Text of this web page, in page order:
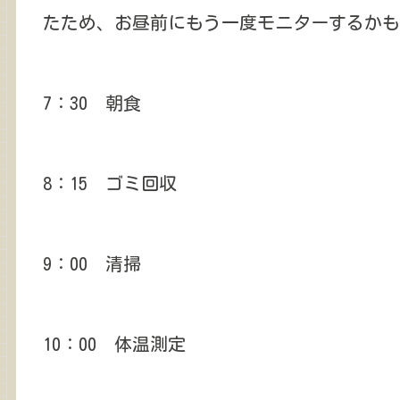
たため、お昼前にもう一度モニターするか
7：30 朝食
8：15 ゴミ回収
9：00 清掃
10：00 体温測定